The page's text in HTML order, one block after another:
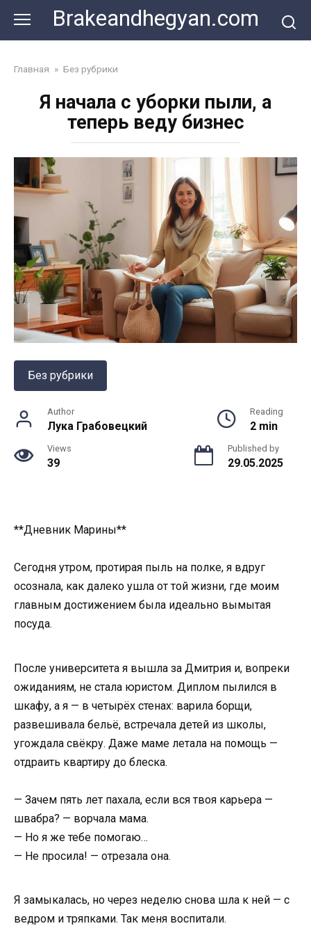
content
Brakeandhegyan.com
Главная » Без рубрики
Я начала с уборки пыли, а
теперь веду бизнес
Без рубрики
Author
Лука Грабовецкий
Reading
2 min
Views
39
Published by
29.05.2025
**Дневник Марины**
Сегодня утром, протирая пыль на полке, я вдруг
осознала, как далеко ушла от той жизни, где моим
главным достижением была идеально вымытая
посуда.
После университета я вышла за Дмитрия и, вопреки
ожиданиям, не стала юристом. Диплом пылился в
шкафу, а я — в четырёх стенах: варила борщи,
развешивала бельё, встречала детей из школы,
угождала свёкру. Даже маме летала на помощь —
отдраить квартиру до блеска.
— Зачем пять лет пахала, если вся твоя карьера —
швабра? — ворчала мама.
— Но я же тебе помогаю…
— Не просила! — отрезала она.
Я замыкалась, но через неделю снова шла к ней — с
ведром и тряпками. Так меня воспитали.